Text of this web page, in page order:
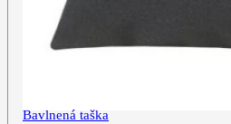
Bavlnená taška